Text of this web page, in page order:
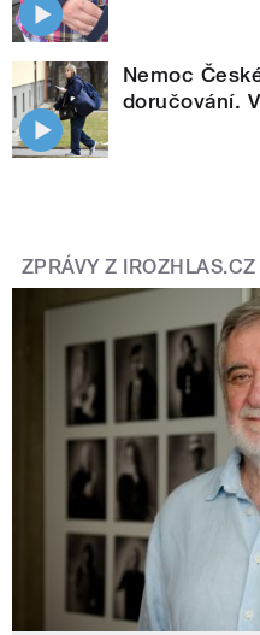
Nemoc
doručování.
ZPRÁVY Z IROZHLAS.CZ